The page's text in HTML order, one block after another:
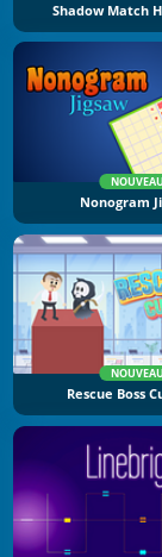
Shadow Match
NOUVEAU
Nonogram
NOUVEAU
Rescue Boss